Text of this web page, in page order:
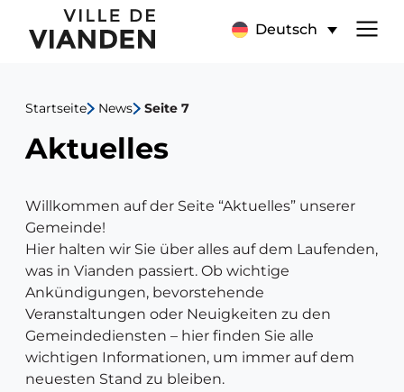
Aktuelles Deutsch
Hauptnavigationsmenü
Startseite News Seite 7
Aktuelles
Willkommen auf der Seite “Aktuelles” unserer
Gemeinde!
Hier halten wir Sie über alles auf dem Laufenden,
was in Vianden passiert. Ob wichtige
Ankündigungen, bevorstehende
Veranstaltungen oder Neuigkeiten zu den
Gemeindediensten – hier finden Sie alle
wichtigen Informationen, um immer auf dem
neuesten Stand zu bleiben.